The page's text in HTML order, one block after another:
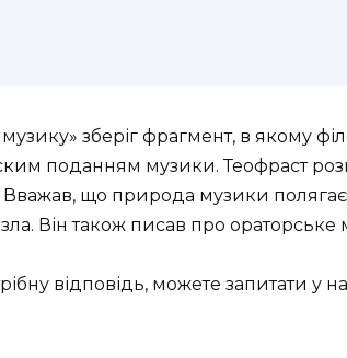
зберіг фрагмент, в якому
поданням музики. Теофраст
Вважав, що природа музики
Він також писав про ораторське
відповідь, можете запитати у